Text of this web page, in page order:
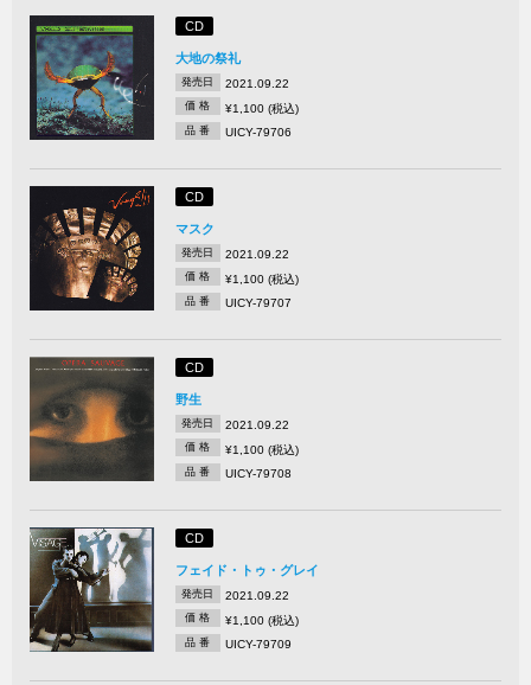
CD
大地の祭礼
発売日 2021.09.22
価 格 ¥1,100 (税込)
品 番 UICY-79706
CD
マスク
発売日 2021.09.22
価 格 ¥1,100 (税込)
品 番 UICY-79707
CD
野生
発売日 2021.09.22
価 格 ¥1,100 (税込)
品 番 UICY-79708
CD
フェイド・トゥ・グレイ
発売日 2021.09.22
価 格 ¥1,100 (税込)
品 番 UICY-79709